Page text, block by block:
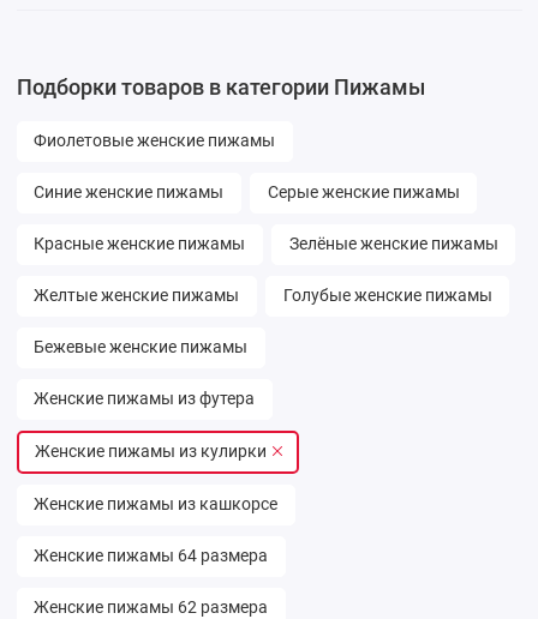
Подборки товаров в категории Пижамы
Фиолетовые женские пижамы
Синие женские пижамы Серые женские пижамы
Красные женские пижамы Зелёные женские пижамы
Желтые женские пижамы Голубые женские пижамы
Бежевые женские пижамы
Женские пижамы из футера
Женские пижамы из кулирки
Женские пижамы из кашкорсе
Женские пижамы 64 размера
Женские пижамы 62 размера